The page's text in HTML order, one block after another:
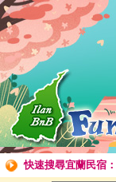
快速搜尋宜蘭民宿：